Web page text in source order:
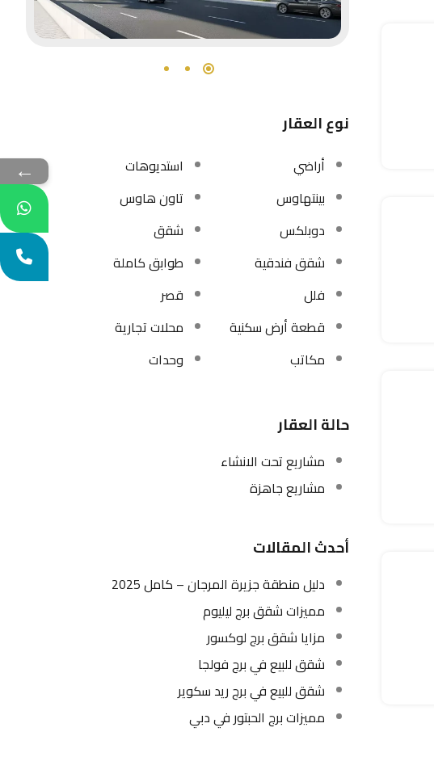
نوع العقار
أراضي
استديوهات
بينتهاوس
تاون هاوس
دوبلكس
شقق
شقق فندقية
طوابق كاملة
فلل
قصر
قطعة أرض سكنية
محلات تجارية
مكاتب
وحدات
حالة العقار
مشاريع تحت الانشاء
مشاريع جاهزة
أحدث المقالات
دليل منطقة جزيرة المرجان – كامل 2025
مميزات شقق برج ليليوم
مزايا شقق برج لوكسور
شقق للبيع في برج فولجا
شقق للبيع في برج ريد سكوير
مميزات برج الحبتور في دبي
←